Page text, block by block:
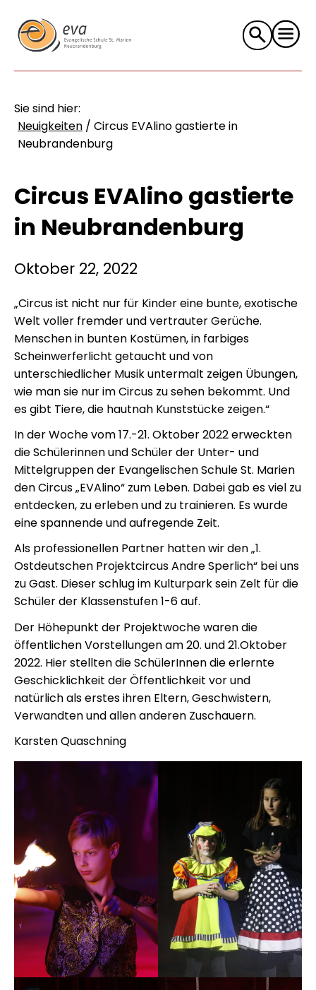
Suche
nach:
Sie sind hier:
Neuigkeiten / Circus EVAlino gastierte in
Neubrandenburg
Circus EVAlino gastierte
in Neubrandenburg
Oktober 22, 2022
„Circus ist nicht nur für Kinder eine bunte, exotische
Welt voller fremder und vertrauter Gerüche.
Menschen in bunten Kostümen, in farbiges
Scheinwerferlicht getaucht und von
unterschiedlicher Musik untermalt zeigen Übungen,
wie man sie nur im Circus zu sehen bekommt. Und
es gibt Tiere, die hautnah Kunststücke zeigen.“
In der Woche vom 17.-21. Oktober 2022 erweckten
die Schülerinnen und Schüler der Unter- und
Mittelgruppen der Evangelischen Schule St. Marien
den Circus „EVAlino“ zum Leben. Dabei gab es viel zu
entdecken, zu erleben und zu trainieren. Es wurde
eine spannende und aufregende Zeit.
Als professionellen Partner hatten wir den „1.
Ostdeutschen Projektcircus Andre Sperlich“ bei uns
zu Gast. Dieser schlug im Kulturpark sein Zelt für die
Schüler der Klassenstufen 1-6 auf.
Der Höhepunkt der Projektwoche waren die
öffentlichen Vorstellungen am 20. und 21.Oktober
2022. Hier stellten die SchülerInnen die erlernte
Geschicklichkeit der Öffentlichkeit vor und
natürlich als erstes ihren Eltern, Geschwistern,
Verwandten und allen anderen Zuschauern.
Karsten Quaschning